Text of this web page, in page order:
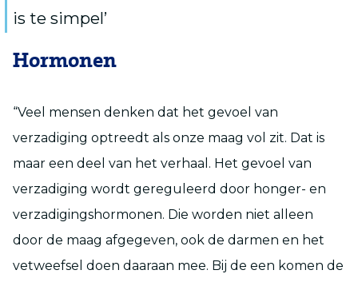
is te simpel’
Hormonen
“Veel mensen denken dat het gevoel van
verzadiging optreedt als onze maag vol zit. Dat is
maar een deel van het verhaal. Het gevoel van
verzadiging wordt gereguleerd door honger- en
verzadigingshormonen. Die worden niet alleen
door de maag afgegeven, ook de darmen en het
vetweefsel doen daaraan mee. Bij de een komen de